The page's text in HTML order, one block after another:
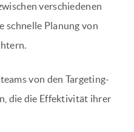
verschiedenen
schnelle Planung von
von den Targeting-
die die Effektivität ihrer